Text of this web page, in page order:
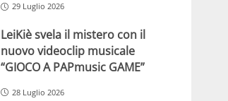
29 Luglio 2026
LeiKiè svela il mistero con il
nuovo videoclip musicale
“GIOCO A PAPmusic GAME”
28 Luglio 2026